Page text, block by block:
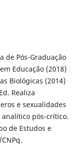
de Pós-Graduação
Educação (2018)
Biológicas (2014)
Realiza
e sexualidades
pós-crítico.
de Estudos e